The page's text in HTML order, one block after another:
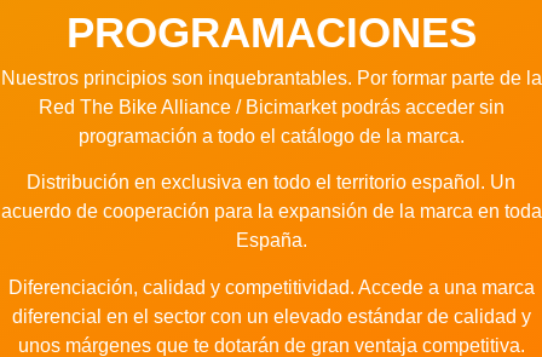
PROGRAMACIONES
Nuestros principios son inquebrantables. Por formar parte de la
Red The Bike Alliance / Bicimarket podrás acceder sin
programación a todo el catálogo de la marca.
Distribución en exclusiva en todo el territorio español. Un
acuerdo de cooperación para la expansión de la marca en toda
España.
Diferenciación, calidad y competitividad. Accede a una marca
diferencial en el sector con un elevado estándar de calidad y
unos márgenes que te dotarán de gran ventaja competitiva.